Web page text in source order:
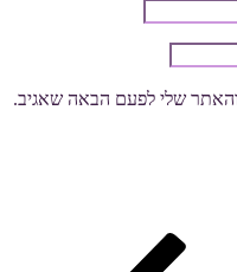
שלי לפעם הבאה שאגיב.